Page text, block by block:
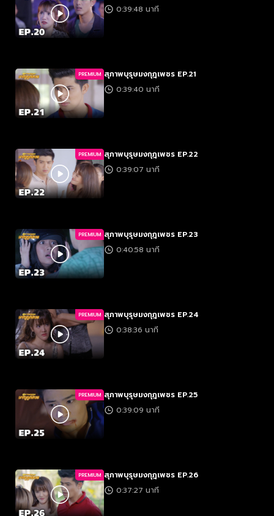
0:39:48 นาที
PREMIUM สุภาพบุรุษมงกุฎเพชร EP.21
0:39:40 นาที
PREMIUM สุภาพบุรุษมงกุฎเพชร EP.22
0:39:07 นาที
PREMIUM สุภาพบุรุษมงกุฎเพชร EP.23
0:40:58 นาที
PREMIUM สุภาพบุรุษมงกุฎเพชร EP.24
0:38:36 นาที
PREMIUM สุภาพบุรุษมงกุฎเพชร EP.25
0:39:09 นาที
PREMIUM สุภาพบุรุษมงกุฎเพชร EP.26
0:37:27 นาที